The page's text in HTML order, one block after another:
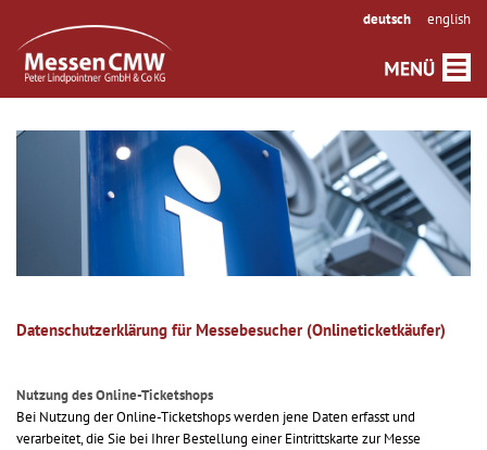
deutsch english
Datenschutzerklärung für Messebesucher (Onlineticketkäufer)
Nutzung des Online-Ticketshops
Bei Nutzung der Online-Ticketshops werden jene Daten erfasst und
verarbeitet, die Sie bei Ihrer Bestellung einer Eintrittskarte zur Messe